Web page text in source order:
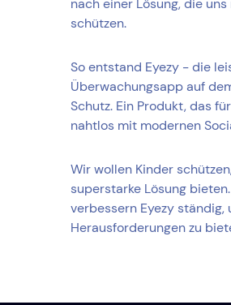
nach einer Lösung, die
schützen.
So entstand Eyezy - die
Überwachungsapp auf
Schutz. Ein Produkt, das
nahtlos mit modernen
Wir wollen Kinder
superstarke Lösung
verbessern Eyezy
Herausforderungen zu